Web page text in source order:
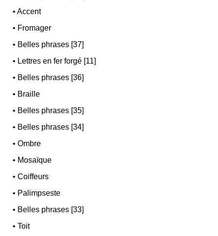
•Accent
• Fromager
• Belles phrases [37]
• Lettres en fer forgé [11]
• Belles phrases [36]
• Braille
• Belles phrases [35]
• Belles phrases [34]
•Ombre
• Mosaïque
•Coiffeurs
• Palimpseste
• Belles phrases [33]
•Toit